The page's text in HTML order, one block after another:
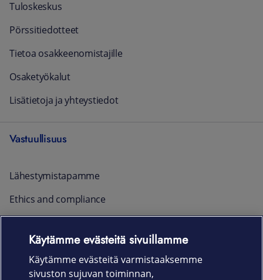
Tuloskeskus
Pörssitiedotteet
Tietoa osakkeenomistajille
Osaketyökalut
Lisätietoja ja yhteystiedot
Vastuullisuus
Lähestymistapamme
Ethics and compliance
Ajankohtaista
Käytämme evästeitä sivuillamme
Käytämme evästeitä varmistaaksemme
sivuston sujuvan toiminnan,